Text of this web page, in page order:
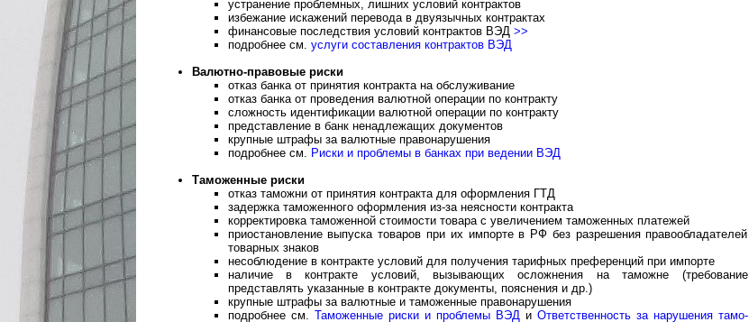
устранение проблемных, лишних условий контрактов
избежание искажений перевода в двуязычных контрактах
финансовые последствия условий контрактов ВЭД >>
подробнее см. услуги составления контрактов ВЭД
Валютно-правовые риски
отказ банка от принятия контракта на обслуживание
отказ банка от проведения валютной операции по контракту
сложность идентификации валютной операции по контракту
представление в банк ненадлежащих документов
крупные штрафы за валютные правонарушения
подробнее см. Риски и проблемы в банках при ведении ВЭД
Таможенные риски
отказ таможни от принятия контракта для оформления ГТД
задержка таможенного оформления из-за неясности контракта
корректировка таможенной стоимости товара с увеличением таможенных платежей
приостановление выпуска товаров при их импорте в РФ без разрешения правообладателей
товарных знаков
несоблюдение в контракте условий для получения тарифных преференций при импорте
наличие в контракте условий, вызывающих осложнения на таможне (требование
представлять указанные в контракте документы, пояснения и др.)
крупные штрафы за валютные и таможенные правонарушения
подробнее см. Таможенные риски и проблемы ВЭД и Ответственность за нарушения та­мо­